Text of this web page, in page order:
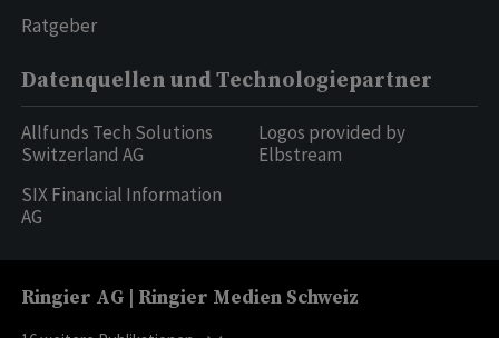
Ratgeber
Datenquellen und Technologiepartner
Allfunds Tech Solutions
Switzerland AG
SIX Financial Information
AG
Logos provided by
Elbstream
Ringier AG | Ringier Medien Schweiz